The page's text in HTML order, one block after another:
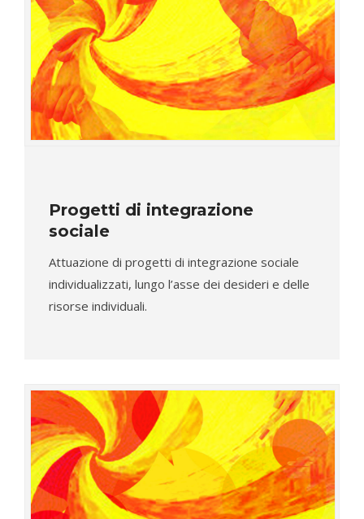
Progetti di integrazione
sociale
Attuazione di progetti di integrazione sociale
individualizzati, lungo l’asse dei desideri e delle
risorse individuali.